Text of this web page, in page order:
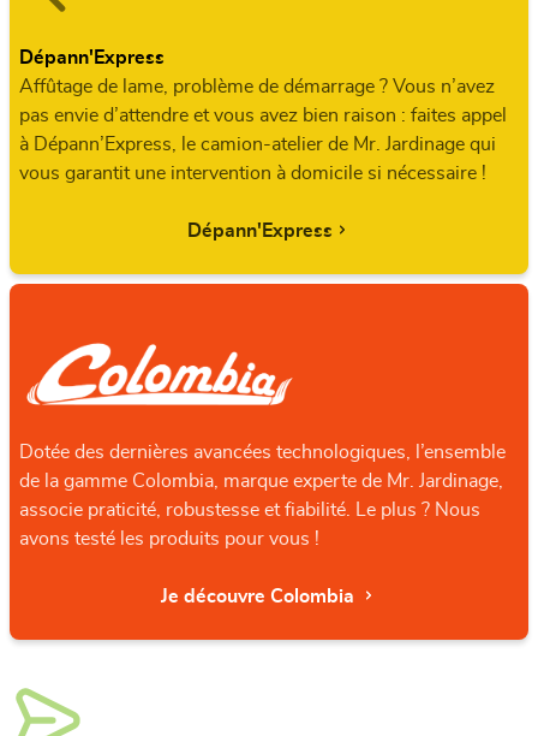
Dépann'Express
Affûtage de lame, problème de démarrage ? Vous n’avez
pas envie d’attendre et vous avez bien raison : faites appel
à Dépann’Express, le camion-atelier de Mr. Jardinage qui
vous garantit une intervention à domicile si nécessaire !
Dépann'Express
Dotée des dernières avancées technologiques, l’ensemble
de la gamme Colombia, marque experte de Mr. Jardinage,
associe praticité, robustesse et fiabilité. Le plus ? Nous
avons testé les produits pour vous !
Je découvre Colombia